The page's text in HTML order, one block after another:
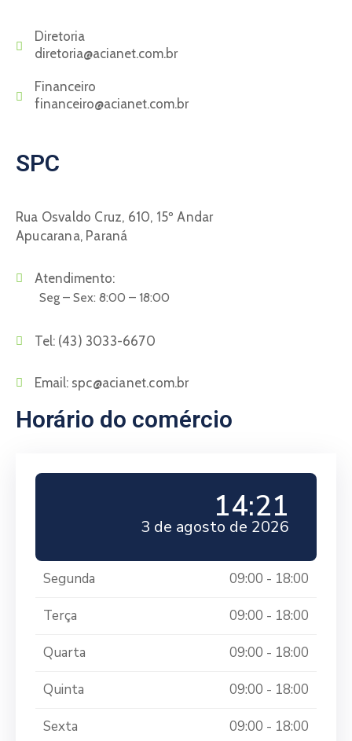
Diretoria
diretoria@acianet.com.br
Financeiro
financeiro@acianet.com.br
SPC
Rua Osvaldo Cruz, 610, 15º Andar
Apucarana, Paraná
Atendimento:
Seg – Sex: 8:00 – 18:00
Tel: (43) 3033-6670
Email: spc@acianet.com.br
Horário do comércio
14:21
3 de agosto de 2026
Segunda 09:00 - 18:00
Terça 09:00 - 18:00
Quarta 09:00 - 18:00
Quinta 09:00 - 18:00
Sexta 09:00 - 18:00